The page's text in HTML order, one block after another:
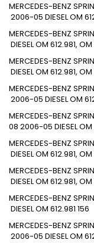
MERCEDES-BENZ
2006-05 DIESELOM
MERCEDES-BENZ
DIESELOM 612.981,
MERCEDES-BENZ
DIESELOM 612.981,
MERCEDES-BENZ
2006-05 DIESELOM
MERCEDES-BENZ
08 2006-05 DIESELOM
MERCEDES-BENZ
DIESELOM 612.981,
MERCEDES-BENZ
DIESELOM 612.981,
MERCEDES-BENZ
DIESELOM 612.981 156
MERCEDES-BENZ
2006-05 DIESELOM